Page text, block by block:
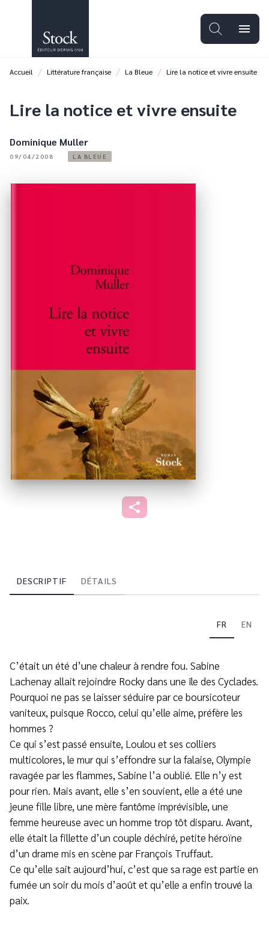
PIED DE PAGE
menu
Accueil / Littérature française / La Bleue / Lire la notice et vivre ensuite
Lire la notice et vivre ensuite
Dominique Muller
09/04/2008 LA BLEUE
DESCRIPTIF DÉTAILS
FR EN
C’était un été d’une chaleur à rendre fou. Sabine
Lachenay allait rejoindre Rocky dans une île des Cyclades.
Pourquoi ne pas se laisser séduire par ce boursicoteur
vaniteux, puisque Rocco, celui qu’elle aime, préfère les
hommes ?
Ce qui s’est passé ensuite, Loulou et ses colliers
multicolores, le mur qui s’effondre sur la falaise, Olympie
ravagée par les flammes, Sabine l’a oublié. Elle n’y est
pour rien. Mais avant, elle s’en souvient, elle a été une
jeune fille libre, une mère fantôme imprévisible, une
femme heureuse avec un homme trop tôt disparu. Avant,
elle était la fillette d’un couple déchiré, petite héroïne
d’un drame mis en scène par François Truffaut.
Ce qu’elle sait aujourd’hui, c’est que sa rage est partie en
fumée un soir du mois d’août et qu’elle a enfin trouvé la
paix.